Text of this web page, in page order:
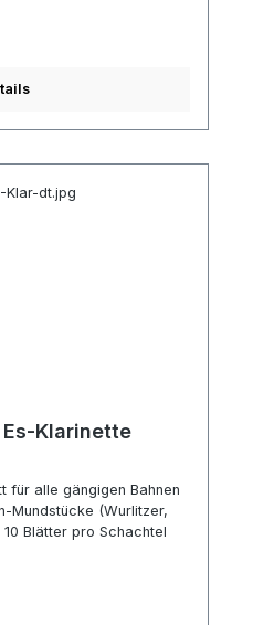
für alle gängigen Bahnen
Mundstücke (Wurlitzer,